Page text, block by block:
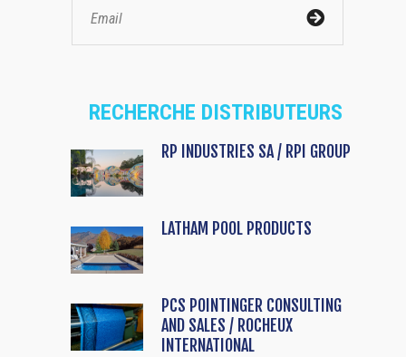
RECHERCHE DISTRIBUTEURS
RP INDUSTRIES SA / RPI GROUP
LATHAM POOL PRODUCTS
PCS POINTINGER CONSULTING
AND SALES / ROCHEUX
INTERNATIONAL